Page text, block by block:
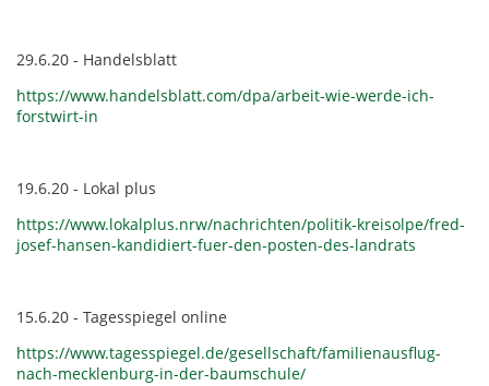
29.6.20 - Handelsblatt
https://www.handelsblatt.com/dpa/arbeit-wie-werde-ich-
forstwirt-in
19.6.20 - Lokal plus
https://www.lokalplus.nrw/nachrichten/politik-kreisolpe/fred-
josef-hansen-kandidiert-fuer-den-posten-des-landrats
15.6.20 - Tagesspiegel online
https://www.tagesspiegel.de/gesellschaft/familienausflug-
nach-mecklenburg-in-der-baumschule/